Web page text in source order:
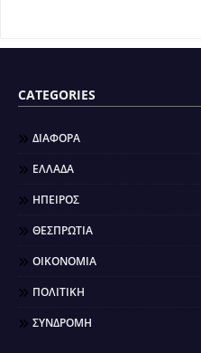
CATEGORIES
ΔΙΑΦΟΡΑ
ΕΛΛΑΔΑ
ΗΠΕΙΡΟΣ
ΘΕΣΠΡΩΤΙΑ
ΟΙΚΟΝΟΜΙΑ
ΠΟΛΙΤΙΚΗ
ΣΥΝΔΡΟΜΗ